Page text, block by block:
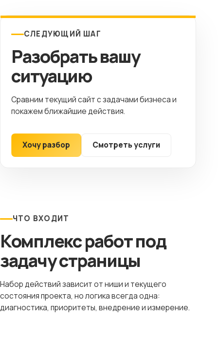
СЛЕДУЮЩИЙ ШАГ
Разобрать вашу
ситуацию
Сравним текущий сайт с задачами бизнеса и
покажем ближайшие действия.
Хочу разбор Смотреть услуги
ЧТО ВХОДИТ
Комплекс работ под
задачу страницы
Набор действий зависит от ниши и текущего
состояния проекта, но логика всегда одна:
диагностика, приоритеты, внедрение и измерение.